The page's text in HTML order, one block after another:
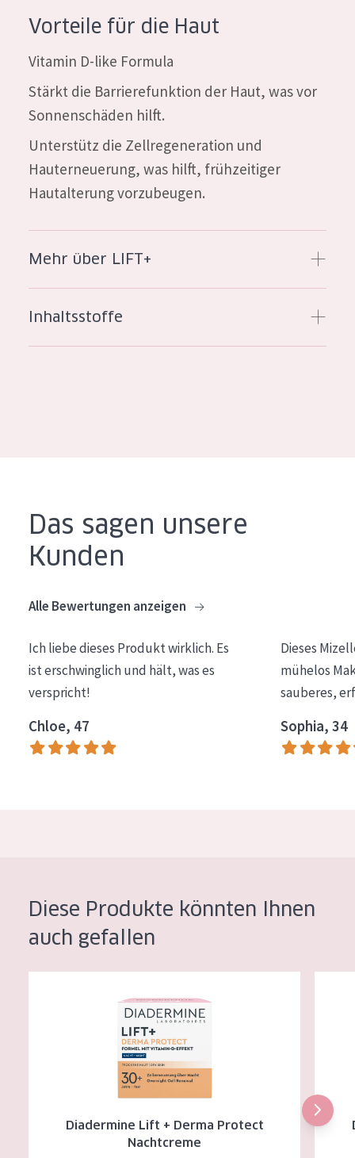
PRODUKTLINIE
Essentials
Lift+
Expert
Empfindliche Haut
ALTER
Vorteile für die Haut
Vitamin D-like Formula
Stärkt die Barrierefunktion der Haut, was vor
Sonnenschäden hilft.
Unterstütz die Zellregeneration und
Hauterneuerung, was hilft, frühzeitiger
Hautalterung vorzubeugen.
Mehr über LIFT+
Inhaltsstoffe
Das sagen unsere
Kunden
Alle Bewertungen anzeigen
Ich liebe dieses Produkt wirklich. Es
ist erschwinglich und hält, was es
verspricht!
Chloe, 47
Dieses
mühelos
sauberes,
Sophia, 34
Diese Produkte könnten Ihnen
auch gefallen
Diadermine Lift + Derma Protect
Nachtcreme